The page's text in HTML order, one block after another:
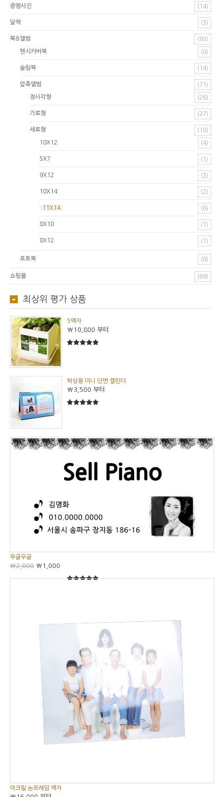
증명사진 (14)
달력 (3)
북&앨범 (93)
팬시커버북 (0)
슬림북 (14)
압축앨범 (71)
정사각형 (26)
가로형 (27)
세로형 (18)
10X12 (4)
5X7 (1)
9X12 (3)
10X14 (2)
11X14 (6)
8X10 (1)
8X12 (1)
포토북 (8)
쇼핑몰 (69)
최상위 평가 상품
5액자
₩10,800 부터
탁상용 미니 단면 캘린더
₩3,500 부터
우글우글
₩2,000 ₩1,000
아크릴 논프레임 액자